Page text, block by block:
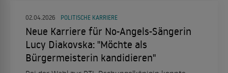
02.04.2026 POLITISCHE KARRIERE
Neue Karriere für No-Angels-Sängerin
Lucy Diakovska: "Möchte als
Bürgermeisterin kandidieren"